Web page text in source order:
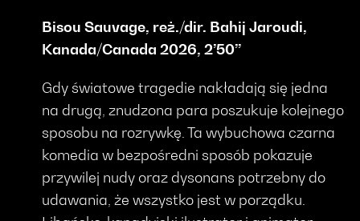
Bisou Sauvage, reż./dir. Bahij Jaroudi,
Kanada/Canada 2026, 2’50’’
Gdy światowe tragedie nakładają się jedna
na drugą, znudzona para poszukuje kolejnego
sposobu na rozrywkę. Ta wybuchowa czarna
komedia w bezpośredni sposób pokazuje
przywilej nudy oraz dysonans potrzebny do
udawania, że wszystko jest w porządku.